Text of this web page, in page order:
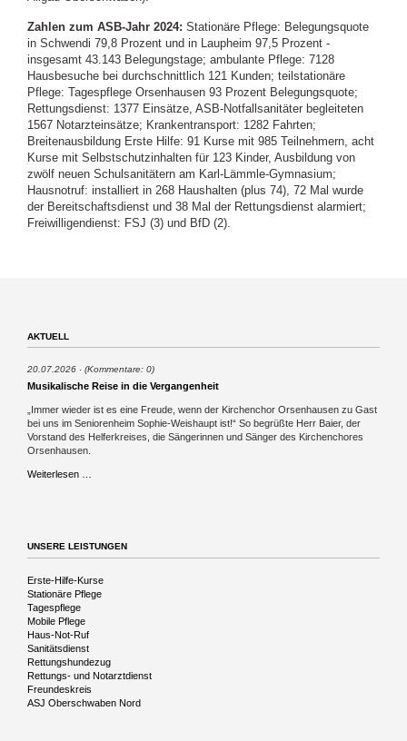
Zahlen zum ASB-Jahr 2024: Stationäre Pflege: Belegungsquote
in Schwendi 79,8 Prozent und in Laupheim 97,5 Prozent -
insgesamt 43.143 Belegungstage; ambulante Pflege: 7128
Hausbesuche bei durchschnittlich 121 Kunden; teilstationäre
Pflege: Tagespflege Orsenhausen 93 Prozent Belegungsquote;
Rettungsdienst: 1377 Einsätze, ASB-Notfallsanitäter begleiteten
1567 Notarzteinsätze; Krankentransport: 1282 Fahrten;
Breitenausbildung Erste Hilfe: 91 Kurse mit 985 Teilnehmern, acht
Kurse mit Selbstschutzinhalten für 123 Kinder, Ausbildung von
zwölf neuen Schulsanitätern am Karl-Lämmle-Gymnasium;
Hausnotruf: installiert in 268 Haushalten (plus 74), 72 Mal wurde
der Bereitschaftsdienst und 38 Mal der Rettungsdienst alarmiert;
Freiwilligendienst: FSJ (3) und BfD (2).
AKTUELL
20.07.2026 (Kommentare: 0)
Musikalische Reise in die Vergangenheit
„Immer wieder ist es eine Freude, wenn der Kirchenchor Orsenhausen zu Gast
bei uns im Seniorenheim Sophie-Weishaupt ist!“ So begrüßte Herr Baier, der
Vorstand des Helferkreises, die Sängerinnen und Sänger des Kirchenchores
Orsenhausen.
Weiterlesen …
UNSERE LEISTUNGEN
Navigation
überspringen
Erste-Hilfe-Kurse
Stationäre Pflege
Tagespflege
Mobile Pflege
Haus-Not-Ruf
Sanitätsdienst
Rettungshundezug
Rettungs- und Notarztdienst
Freundeskreis
ASJ Oberschwaben Nord